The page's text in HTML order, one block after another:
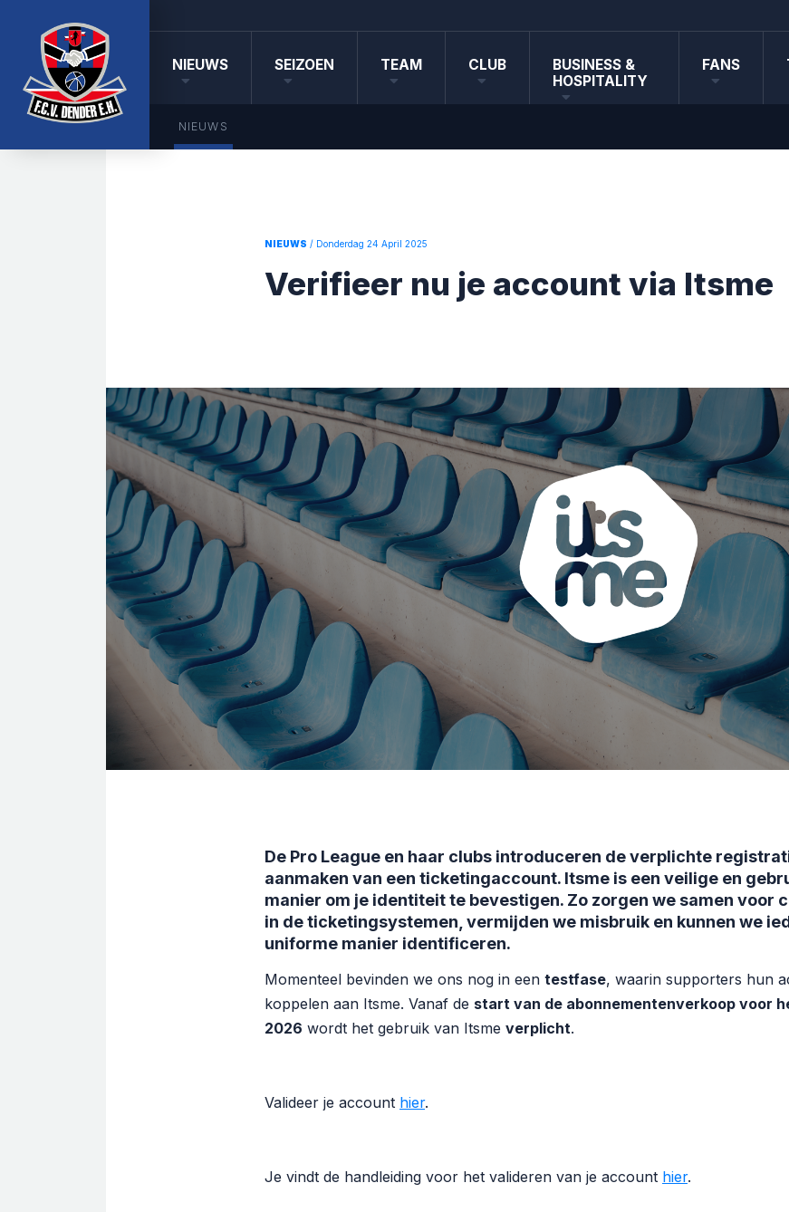
NIEUWS
NIEUWS
SEIZOEN TEAM CLUB
BUSINESS &
HOSPITALITY
FANS
NIEUWS / Donderdag 24 April 2025
Verifieer nu je account via Itsme
De Pro League en haar clubs introduceren de verplichte
aanmaken van een ticketingaccount. Itsme is een veilige en
manier om je identiteit te bevestigen. Zo zorgen we samen voor
in de ticketingsystemen, vermijden we misbruik en kunnen we
uniforme manier identificeren.
Momenteel bevinden we ons nog in een testfase, waarin supporters hun
koppelen aan Itsme. Vanaf de start van de abonnementenverkoop voor
2026 wordt het gebruik van Itsme verplicht.
Valideer je account hier.
Je vindt de handleiding voor het valideren van je account hier.